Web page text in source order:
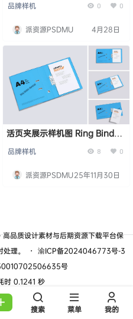
品牌样机 0 0
派资源PSDMU 4月28日
活页夹展示样机图 Ring Binder
品牌样机 8 0
派资源PSDMU25年11月30日
品质设计素材与后期资源下载平台保
理。
・ 渝ICP备2024046773号-3
号
时 0.1241 秒
搜索 菜单 我的